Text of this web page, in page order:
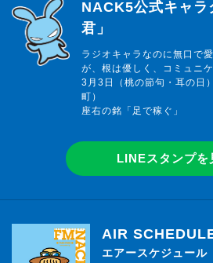
らじっと君
NACK5公式キャラ
君」
ラジオキャラなのに無口で
が、根は優しく、コミュニ
3月3日（桃の節句・耳の日
町）
座右の銘「足で稼ぐ」
LINEスタンプを
AIR
エアースケジュール